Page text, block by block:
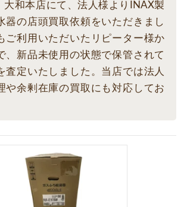
大和本店にて、法人様よりINAX製
器の店頭買取依頼をいただきまし
ご利用いただいたリピーター様か
、新品未使用の状態で保管されて
査定いたしました。当店では法人
や余剰在庫の買取にも対応してお